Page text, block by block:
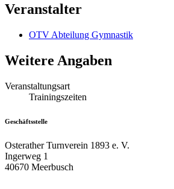
Veranstalter
OTV Abteilung Gymnastik
Weitere Angaben
Veranstaltungsart
Trainingszeiten
Geschäftsstelle
Osterather Turnverein 1893 e. V.
Ingerweg 1
40670 Meerbusch